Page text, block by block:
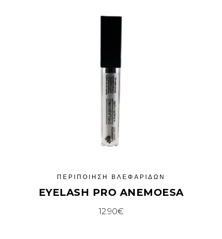
ΠΕΡΙΠΟΊΗΣΗ ΒΛΕΦΑΡΊΔΩΝ
EYELASH PRO ANEMOESA
12.90€